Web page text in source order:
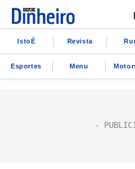
IstoÉ Revista
Esportes Menu